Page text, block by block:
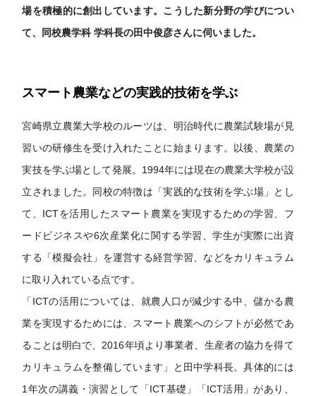
場を積極的に創出しています。こうした新分野の学びについ
て、同校農学科 学科長の田中俊彦さんに伺いました。
スマート農業などの実践的技術を学ぶ
宮崎県立農業大学校のルーツは、明治時代に農業試験場が見
習いの研修生を受け入れたことに始まります。以後、農業の
実技を学ぶ場として発展。1994年には現在の農業大学校が設
立されました。同校の特徴は「実践的な技術を学ぶ場」とし
て、ICTを活用したスマート農業を実現するための学習、フ
ードビジネスや6次産業化に関する学習、学生が実際に出資
する「模擬会社」を運営する経営学習、などをカリキュラム
に取り入れている点です。
「ICTの活用については、就農人口が減少する中、儲かる農
業を実現するためには、スマート農業へのシフトが必然であ
ることは明白で、2016年頃より事業者、生産者の協力を得て
カリキュラムを整備しています」と田中学科長。具体的には
1年次の講義・演習として「ICT基礎」「ICT活用」があり、